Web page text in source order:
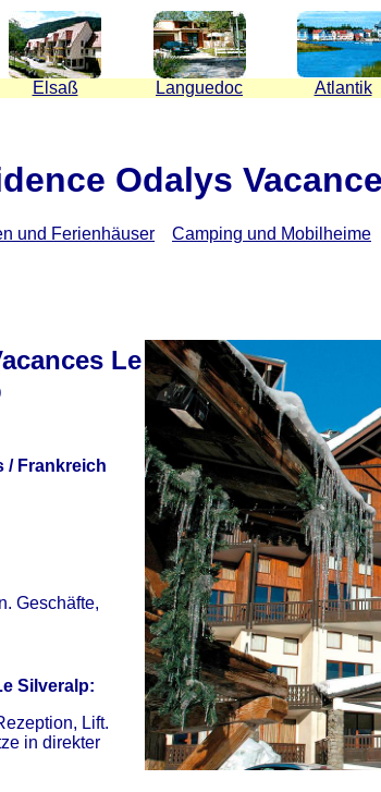
Elsaß Languedoc Atlantik
Odalys
und Ferienhäuser Camping und Mobilheime
Le
/ Frankreich
Geschäfte,
Silveralp:
Lift.
in direkter